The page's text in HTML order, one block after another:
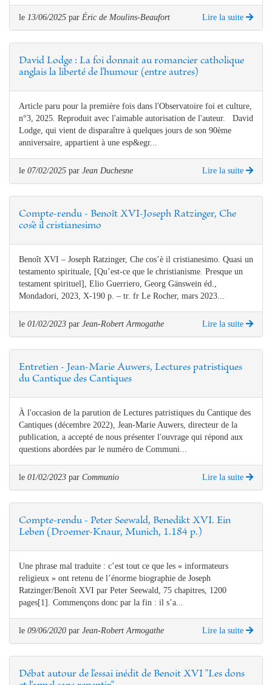
le 13/06/2025 par Éric de Moulins-Beaufort Lire la suite
David Lodge : La foi donnait au romancier catholique
anglais la liberté de l'humour (entre autres)
Article paru pour la première fois dans l'Observatoire foi et culture,
n°3, 2025. Reproduit avec l'aimable autorisation de l'auteur. David
Lodge, qui vient de disparaître à quelques jours de son 90ème
anniversaire, appartient à une esp&egr...
le 07/02/2025 par Jean Duchesne Lire la suite
Compte-rendu - Benoît XVI-Joseph Ratzinger, Che
cos'è il cristianesimo
Benoît XVI – Joseph Ratzinger, Che cos’è il cristianesimo. Quasi un
testamento spirituale, [Qu’est-ce que le christianisme. Presque un
testament spirituel], Elio Guerriero, Georg Gänswein éd.,
Mondadori, 2023, X-190 p. – tr. fr Le Rocher, mars 2023...
le 01/02/2023 par Jean-Robert Armogathe Lire la suite
Entretien - Jean-Marie Auwers, Lectures patristiques
du Cantique des Cantiques
À l'occasion de la parution de Lectures patristiques du Cantique des
Cantiques (décembre 2022), Jean-Marie Auwers, directeur de la
publication, a accepté de nous présenter l'ouvrage qui répond aux
questions abordées par le numéro de Communi...
le 01/02/2023 par Communio Lire la suite
Compte-rendu - Peter Seewald, Benedikt XVI. Ein
Leben (Droemer-Knaur, Munich, 1.184 p.)
Une phrase mal traduite : c’est tout ce que les « informateurs
religieux » ont retenu de l’énorme biographie de Joseph
Ratzinger/Benoît XVI par Peter Seewald, 75 chapitres, 1200
pages[1]. Commençons donc par la fin : il s’a...
le 09/06/2020 par Jean-Robert Armogathe Lire la suite
Débat autour de l'essai inédit de Benoit XVI "Les dons